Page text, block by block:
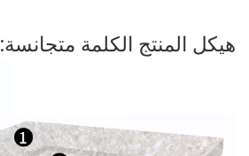
هيكل المنتج الكلمة متجانسة: